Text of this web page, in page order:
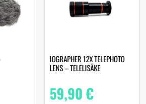
IOGRAPHER 12X TELEPHOTO
LENS – TELELISÄKE
59,90€